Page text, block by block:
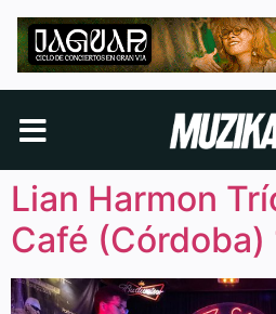
Lian Harmon
Café